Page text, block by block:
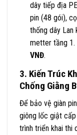
dây tiếp địa
pin (48 gói),
thống dây Lan
metter tầng 1.
VNĐ.
3. Kiến Trúc
Chống Giằng
Để bảo vệ giàn
giông lốc giật
trình triển khai thi